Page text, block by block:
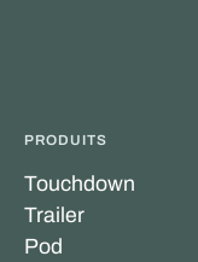
PRODUITS
Touchdown
Trailer
Pod